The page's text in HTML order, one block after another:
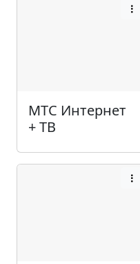
МТС Интернет
+ ТВ